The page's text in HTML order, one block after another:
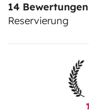
14 Bewertungen
Reservierung